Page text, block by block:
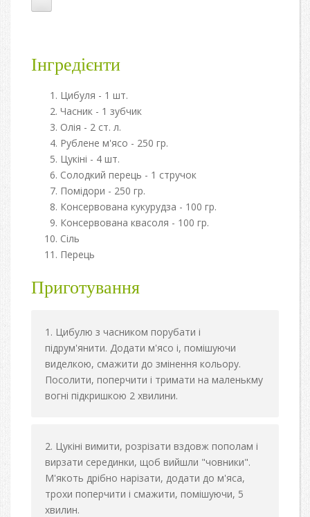
Інгредієнти
Цибуля - 1 шт.
Часник - 1 зубчик
Олія - 2 ст. л.
Рублене м'ясо - 250 гр.
Цукіні - 4 шт.
Солодкий перець - 1 стручок
Помідори - 250 гр.
Консервована кукурудза - 100 гр.
Консервована квасоля - 100 гр.
Сіль
Перець
Приготування
Цибулю з часником порубати і
підрум'янити. Додати м'ясо і, помішуючи
виделкою, смажити до змінення кольору.
Посолити, поперчити і тримати на маленькму
вогні підкришкою 2 хвилини.
Цукіні вимити, розрізати вздовж пополам і
вирзати серединки, щоб вийшли "човники".
М'якоть дрібно нарізати, додати до м'яса,
трохи поперчити і смажити, помішуючи, 5
хвилин.